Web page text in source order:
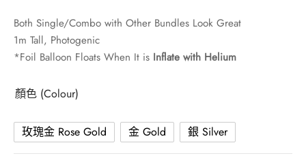
Both Single/Combo with Other Bundles Look Great
1m Tall, Photogenic
*Foil Balloon Floats When It is Inflate with Helium
顏色 (Colour)
玫瑰金 Rose Gold 金 Gold 銀 Silver